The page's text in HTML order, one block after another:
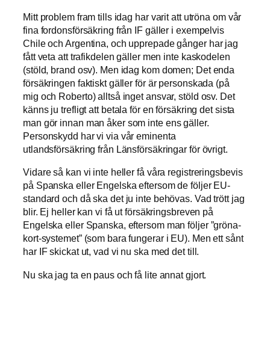
Mitt problem fram tills idag har varit att utröna om vår
fina fordonsförsäkring från IF gäller i exempelvis
Chile och Argentina, och upprepade gånger har jag
fått veta att trafikdelen gäller men inte kaskodelen
(stöld, brand osv). Men idag kom domen; Det enda
försäkringen faktiskt gäller för är personskada (på
mig och Roberto) alltså inget ansvar, stöld osv. Det
känns ju trefligt att betala för en försäkring det sista
man gör innan man åker som inte ens gäller.
Personskydd har vi via vår eminenta
utlandsförsäkring från Länsförsäkringar för övrigt.
Vidare så kan vi inte heller få våra registreringsbevis
på Spanska eller Engelska eftersom de följer EU-
standard och då ska det ju inte behövas. Vad trött jag
blir. Ej heller kan vi få ut försäkringsbreven på
Engelska eller Spanska, eftersom man följer ”gröna-
kort-systemet” (som bara fungerar i EU). Men ett sånt
har IF skickat ut, vad vi nu ska med det till.
Nu ska jag ta en paus och få lite annat gjort.